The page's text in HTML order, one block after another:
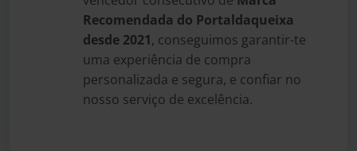
Recomendada do Portaldaqueixa
desde 2021, conseguimos garantir-te
uma experiência de compra
personalizada e segura, e confiar no
nosso serviço de excelência.